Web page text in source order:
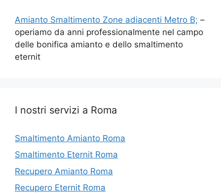
Amianto Smaltimento Zone adiacenti Metro B; –
operiamo da anni professionalmente nel campo
delle bonifica amianto e dello smaltimento
eternit
I nostri servizi a Roma
Smaltimento Amianto Roma
Smaltimento Eternit Roma
Recupero Amianto Roma
Recupero Eternit Roma